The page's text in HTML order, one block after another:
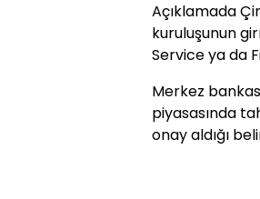
Açıklamada
kuruluşunun
Service ya da
Merkez
piyasasında
onay aldığı